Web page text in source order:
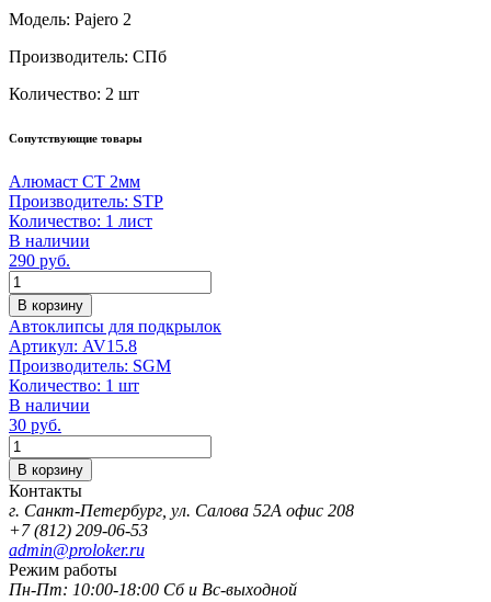
Модель: Pajero 2
Производитель: СПб
Количество: 2 шт
Сопутствующие товары
Алюмаст СТ 2мм
Производитель: STP
Количество: 1 лист
В наличии
290 руб.
Количество
В корзину
Автоклипсы для подкрылок
Артикул: AV15.8
Производитель: SGM
Количество: 1 шт
В наличии
30 руб.
Количество
В корзину
Контакты
г. Санкт-Петербург, ул. Салова 52А офис 208
+7 (812) 209-06-53
admin@proloker.ru
Режим работы
Пн-Пт: 10:00-18:00 Сб и Вс-выходной